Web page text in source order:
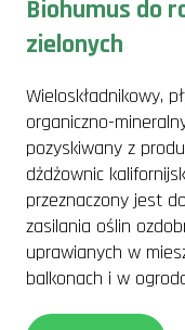
Biohumus do
zielonych
Wieloskładnikowy,
organiczno-
pozyskiwany z
dżdżownic
przeznaczony jest
zasilania oślin
uprawianych w
balkonach i w